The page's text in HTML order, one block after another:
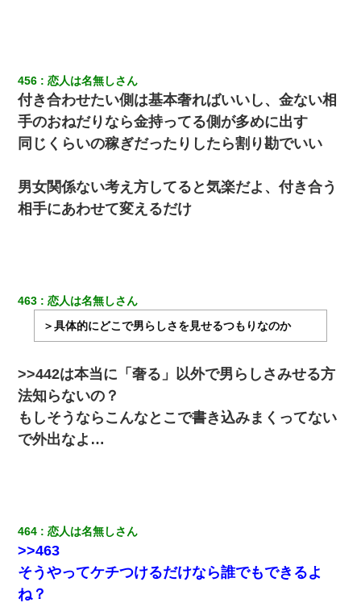
456 恋人は名無しさん
付き合わせたい側は基本奢ればいいし、金ない相
手のおねだりなら金持ってる側が多めに出す
同じくらいの稼ぎだったりしたら割り勘でいい
男女関係ない考え方してると気楽だよ、付き合う
相手にあわせて変えるだけ
463
恋人は名無しさん
＞具体的にどこで男らしさを見せるつもりなのか
>>442は本当に「奢る」以外で男らしさみせる方
法知らないの？
もしそうならこんなとこで書き込みまくってない
で外出なよ…
464 恋人は名無しさん
>>463
そうやってケチつけるだけなら誰でもできるよ
ね？